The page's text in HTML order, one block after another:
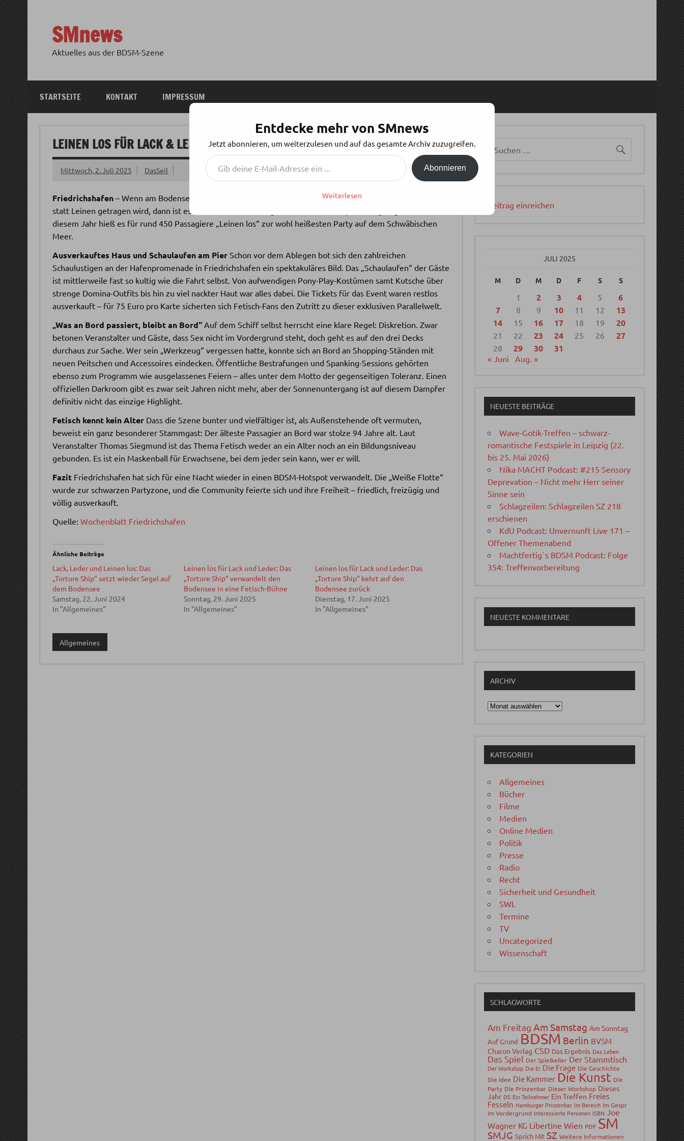
Zum
Inhalt
springen
SMnews
Aktuelles aus der BDSM-Szene
STARTSEITE KONTAKT IMPRESSUM
LEINEN LOS FÜR LACK & LEDER: DAS „TORTURE SHIP“ ROCKT DEN BODENSEE
Mittwoch, 2. Juli 2025 DasSeil
Friedrichshafen– Wenn am Bodenseeufer plötzlich mehr Peitschen als Eistüten zu sehen sind und Latex
statt Leinen getragen wird, dann ist es wieder soweit: Das legendäre „Torture Ship“ hat abgelegt. Auch in
diesem Jahr hieß es für rund 450 Passagiere „Leinen los“ zur wohl heißesten Party auf dem Schwäbischen
Meer.
Ausverkauftes Haus und Schaulaufen am PierSchon vor dem Ablegen bot sich den zahlreichen
Schaulustigen an der Hafenpromenade in Friedrichshafen ein spektakuläres Bild. Das „Schaulaufen“ der Gäste
ist mittlerweile fast so kultig wie die Fahrt selbst. Von aufwendigen Pony-Play-Kostümen samt Kutsche über
strenge Domina-Outfits bis hin zu viel nackter Haut war alles dabei. Die Tickets für das Event waren restlos
ausverkauft – für 75 Euro pro Karte sicherten sich Fetisch-Fans den Zutritt zu dieser exklusiven Parallelwelt.
„Was an Bord passiert, bleibt an Bord“Auf dem Schiff selbst herrscht eine klare Regel: Diskretion. Zwar
betonen Veranstalter und Gäste, dass Sex nicht im Vordergrund steht, doch geht es auf den drei Decks
durchaus zur Sache. Wer sein „Werkzeug“ vergessen hatte, konnte sich an Bord an Shopping-Ständen mit
neuen Peitschen und Accessoires eindecken. Öffentliche Bestrafungen und Spanking-Sessions gehörten
ebenso zum Programm wie ausgelassenes Feiern – alles unter dem Motto der gegenseitigen Toleranz. Einen
offiziellen Darkroom gibt es zwar seit Jahren nicht mehr, aber der Sonnenuntergang ist auf diesem Dampfer
definitiv nicht das einzige Highlight.
Fetisch kennt kein AlterDass die Szene bunter und vielfältiger ist, als Außenstehende oft vermuten,
beweist ein ganz besonderer Stammgast: Der älteste Passagier an Bord war stolze 94 Jahre alt. Laut
Veranstalter Thomas Siegmund ist das Thema Fetisch weder an ein Alter noch an ein Bildungsniveau
gebunden. Es ist ein Maskenball für Erwachsene, bei dem jeder sein kann, wer er will.
FazitFriedrichshafen hat sich für eine Nacht wieder in einen BDSM-Hotspot verwandelt. Die „Weiße Flotte“
wurde zur schwarzen Partyzone, und die Community feierte sich und ihre Freiheit – friedlich, freizügig und
völlig ausverkauft.
Quelle: Wochenblatt Friedrichshafen
Ähnliche Beiträge
Lack, Leder und Leinen los: Das
„Torture Ship“ setzt wieder Segel auf
dem Bodensee
Samstag, 22. Juni 2024
In "Allgemeines"
Leinen los für Lack und Leder: Das
„Torture Ship“ verwandelt den
Bodensee in eine Fetisch-Bühne
Sonntag, 29. Juni 2025
In "Allgemeines"
Leinen los für Lack und Leder: Das
„Torture Ship“ kehrt auf den
Bodensee zurück
Dienstag, 17. Juni 2025
In "Allgemeines"
Allgemeines
Beitrag einreichen
JULI 2025
M D M D F S S
1 2 3 4 5
6
7
8 9 10 11 12
13
14
15 16 17 18 19 20
21 22 23 24 25 26 27
28 29 30 31
« Juni Aug. »
NEUESTE BEITRÄGE
Wave-Gotik-Treffen – schwarz-
romantische Festspiele in Leipzig (22.
bis 25. Mai 2026)
Nika MACHT Podcast: #215 Sensory
Deprevation – Nicht mehr Herr seiner
Sinne sein
Schlagzeilen: Schlagzeilen SZ 218
erschienen
KdU Podcast: Unvernunft Live 171 –
Offener Themenabend
Machtfertig`s BDSM Podcast: Folge
354: Treffenvorbereitung
NEUESTE KOMMENTARE
ARCHIV
Archiv
KATEGORIEN
Allgemeines
Bücher
Filme
Medien
Online Medien
Politik
Presse
Radio
Recht
Sicherheit und Gesundheit
SWL
Termine
TV
Uncategorized
Wissenschaft
SCHLAGWORTE
Am Freitag Am Samstag Am Sonntag
Auf Grund BDSM Berlin BVSM
Charon Verlag CSD Das Ergebnis Das Leben
Das Spiel Der Spielkeller Der Stammtisch
Der Workshop Die Er Die Frage Die Geschichte
Die Idee Die Kammer Die Kunst Die
Party Die Prinzenbar Dieser Workshop Dieses
Jahr DS Ein Teilnehmer Ein Treffen Freies
Fesseln Hamburger Prinzenbar Im Bereich Im Gespr
Im Vordergrund Interessierte Personen ISBN
Joe
Wagner KG Libertine Wien PDF SM
SMJG Sprich Mit SZ Weitere Informationen
Entdecke mehr von SMnews
Jetzt abonnieren, um weiterzulesen und auf das gesamte Archiv zuzugreifen.
Gib deine E-Mail-Adresse ein ...
Abonnieren
Weiterlesen